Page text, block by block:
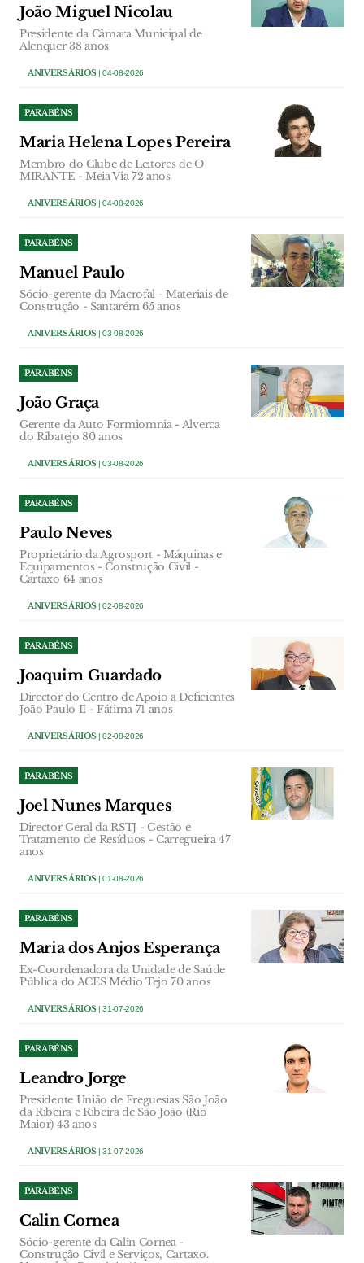
João Miguel Nicolau
Presidente da Câmara Municipal de
Alenquer 38 anos
ANIVERSÁRIOS| 04-08-2026
PARABÉNS
Maria Helena Lopes Pereira
Membro do Clube de Leitores de O
MIRANTE - Meia Via 72 anos
ANIVERSÁRIOS| 04-08-2026
PARABÉNS
Manuel Paulo
Sócio-gerente da Macrofal - Materiais de
Construção - Santarém 65 anos
ANIVERSÁRIOS| 03-08-2026
PARABÉNS
João Graça
Gerente da Auto Formiomnia - Alverca
do Ribatejo 80 anos
ANIVERSÁRIOS| 03-08-2026
PARABÉNS
Paulo Neves
Proprietário da Agrosport - Máquinas e
Equipamentos - Construção Civil -
Cartaxo 64 anos
ANIVERSÁRIOS| 02-08-2026
PARABÉNS
Joaquim Guardado
Director do Centro de Apoio a Deficientes
João Paulo II - Fátima 71 anos
ANIVERSÁRIOS| 02-08-2026
PARABÉNS
Joel Nunes Marques
Director Geral da RSTJ - Gestão e
Tratamento de Resíduos - Carregueira 47
anos
ANIVERSÁRIOS| 01-08-2026
PARABÉNS
Maria dos Anjos Esperança
Ex-Coordenadora da Unidade de Saúde
Pública do ACES Médio Tejo 70 anos
ANIVERSÁRIOS| 31-07-2026
PARABÉNS
Leandro Jorge
Presidente União de Freguesias São João
da Ribeira e Ribeira de São João (Rio
Maior) 43 anos
ANIVERSÁRIOS| 31-07-2026
PARABÉNS
Calin Cornea
Sócio-gerente da Calin Cornea -
Construção Civil e Serviços, Cartaxo.